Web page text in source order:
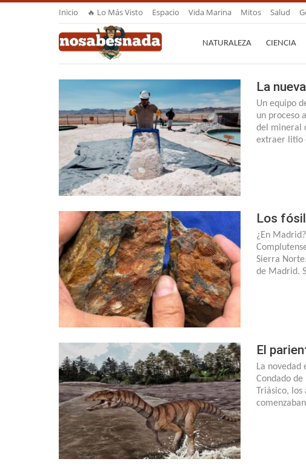
Inicio 🔥 Lo Más Visto Espacio Vida Marina Mitos Salud
NATURALEZA CIENCIA
La
Un equipo
un proceso
del mineral
extraer litio
Los
¿En
Sierra
de Madrid.
El
La novedad
Condado de
Triásico,